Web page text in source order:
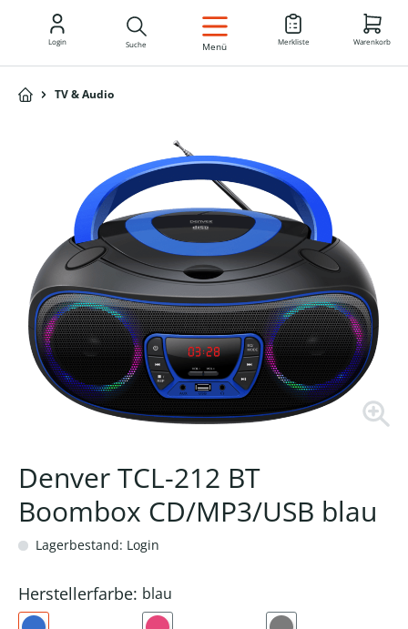
DE
Login Suche Menü Merkliste Warenkorb
TV & Audio
Denver TCL-212 BT
Boombox CD/MP3/USB blau
Lagerbestand: Login
Herstellerfarbe: blau